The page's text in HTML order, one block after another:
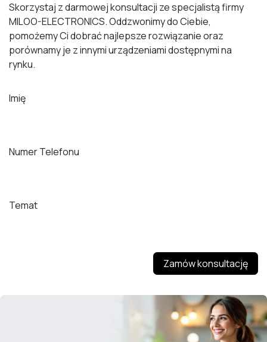
Skorzystaj z darmowej konsultacji ze specjalistą firmy
MILOO-ELECTRONICS. Oddzwonimy do Ciebie,
pomożemy Ci dobrać najlepsze rozwiązanie oraz
porównamy je z innymi urządzeniami dostępnymi na
rynku.
Imię
Numer Telefonu
Temat
Zamów konsultację